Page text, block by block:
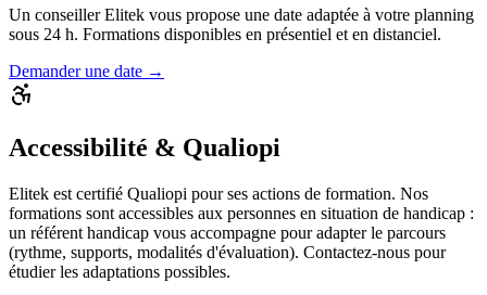
Un conseiller Elitek vous propose une date adaptée à votre planning
sous 24 h. Formations disponibles en présentiel et en distanciel.
Demander une date →
Accessibilité & Qualiopi
Elitek est certifié Qualiopi pour ses actions de formation. Nos
formations sont accessibles aux personnes en situation de handicap :
un référent handicap vous accompagne pour adapter le parcours
(rythme, supports, modalités d'évaluation). Contactez-nous pour
étudier les adaptations possibles.